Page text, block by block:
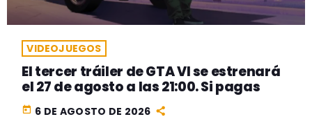
VIDEOJUEGOS
El tercer tráiler de GTA VI se estrenará
el 27 de agosto a las 21:00. Si pagas
today 6 DE AGOSTO DE 2026